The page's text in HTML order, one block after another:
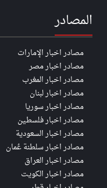
المصادر
مصادر اخبار الإمارات
مصادر اخبار مصر
مصادر اخبار المغرب
مصادر اخبار لبنان
مصادر اخبار سوريا
مصادر اخبار فلسطين
مصادر اخبار السعودية
مصادر اخبار سلطنة عُمان
مصادر اخبار العراق
مصادر اخبار الكويت